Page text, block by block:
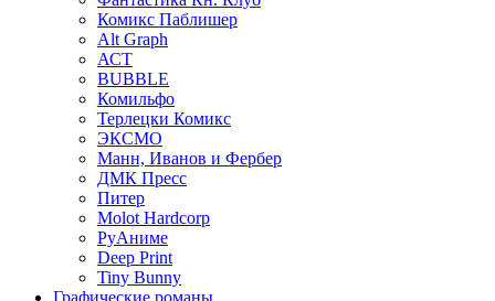
Комикс Паблишер
Alt Graph
АСТ
BUBBLE
Комильфо
Терлецки Комикс
ЭКСМО
Манн, Иванов и Фербер
ДМК Пресс
Питер
Molot Hardcorp
РуАниме
Deep Print
Tiny Bunny